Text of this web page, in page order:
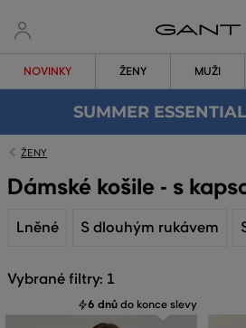
NOVINKY ŽENY MUŽI
SUMMER
ŽENY
Dámské košile - s
Lněné S dlouhým rukávem
Vybrané filtry: 1
6 dnů do konce slevy